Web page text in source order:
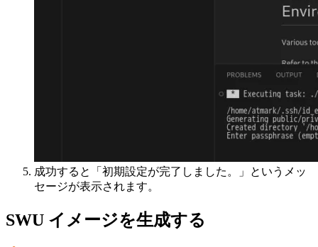
成功すると「初期設定が完了しました。」というメッ
セージが表示されます。
SWU イメージを生成する